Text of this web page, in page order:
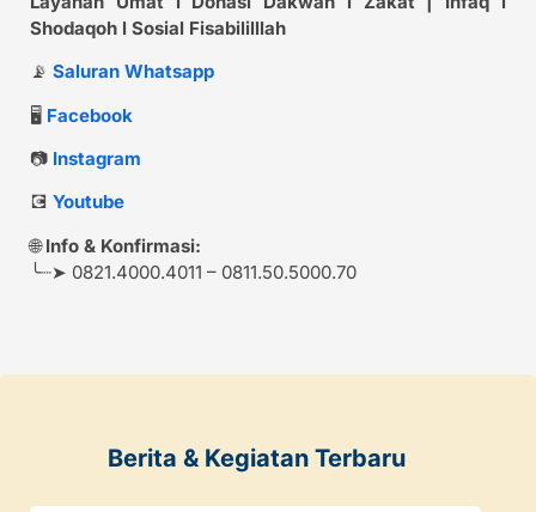
Shodaqoh l Sosial Fisabililllah
📡 Saluran Whatsapp
🖥️ Facebook
📷 Instagram
💽 Youtube
🌐Info & Konfirmasi:
╰┈➤ 0821.4000.4011 – 0811.50.5000.70
Berita & Kegiatan Terbaru